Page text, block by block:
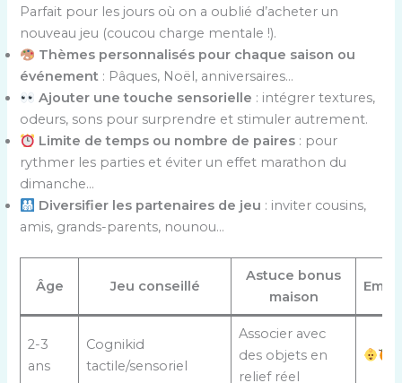
Parfait pour les jours où on a oublié d’acheter un
nouveau jeu (coucou charge mentale !).
Thèmes personnalisés pour chaque saison ou
événement : Pâques, Noël, anniversaires…
Ajouter une touche sensorielle : intégrer textures,
odeurs, sons pour surprendre et stimuler autrement.
Limite de temps ou nombre de paires : pour
rythmer les parties et éviter un effet marathon du
dimanche…
Diversifier les partenaires de jeu : inviter cousins,
amis, grands-parents, nounou…
Âge Jeu conseillé
Astuce bonus
maison
2-3
ans
Cognikid
tactile/sensoriel
Associer avec
des objets en
relief réel